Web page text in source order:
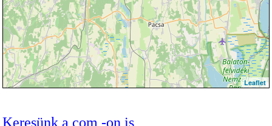
Leaflet
Keresünk a com -on is